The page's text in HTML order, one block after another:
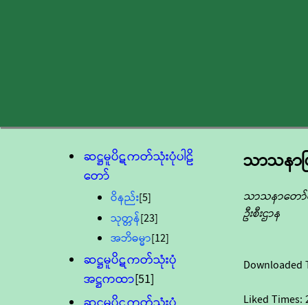
ဆဋ္ဌမူပိဋကတ်သုံးပုံပါဠိ
တော်
ဝိနည်း[5]
သုတ္တန်[23]
အဘိဓမ္မာ[12]
ဆဋ္ဌမူပိဋကတ်သုံးပုံ
အဋ္ဌကထာ[51]
သာသနာ
သာသနာတော်ထွ
ဦးစီးဌာန
Downloaded
Liked Times: